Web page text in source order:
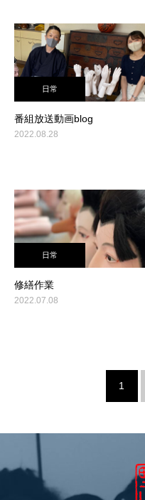
日常
番組放送動画blog
2022.08.28
日常
修繕作業
2022.07.08
1